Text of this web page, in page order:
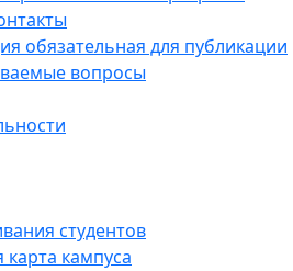
обязательная для публикации
вопросы
студентов
кампуса